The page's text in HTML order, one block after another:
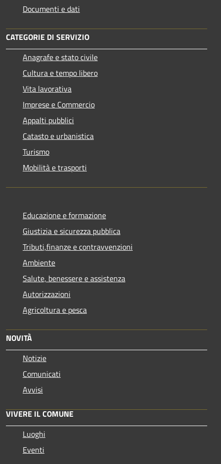
Documenti e dati
CATEGORIE DI SERVIZIO
Anagrafe e stato civile
Cultura e tempo libero
Vita lavorativa
Imprese e Commercio
Appalti pubblici
Catasto e urbanistica
Turismo
Mobilità e trasporti
Educazione e formazione
Giustizia e sicurezza pubblica
Tributi,finanze e contravvenzioni
Ambiente
Salute, benessere e assistenza
Autorizzazioni
Agricoltura e pesca
NOVITÀ
Notizie
Comunicati
Avvisi
VIVERE IL COMUNE
Luoghi
Eventi